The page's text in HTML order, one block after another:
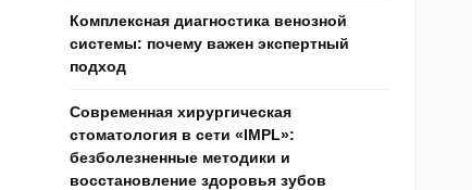
Комплексная диагностика венозной
системы: почему важен экспертный
подход
Современная хирургическая
стоматология в сети «IMPL»:
безболезненные методики и
восстановление здоровья зубов